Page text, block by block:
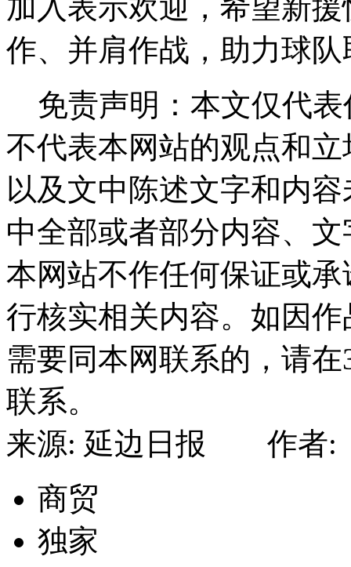
加入表示欢迎，希望新
作、并肩作战，助力球
免责声明：本文仅代表
不代表本网站的观点和
以及文中陈述文字和内
中全部或者部分内容、
本网站不作任何保证或
行核实相关内容。如因
需要同本网联系的，请
联系。
来源: 延边日报 作
商贸
独家